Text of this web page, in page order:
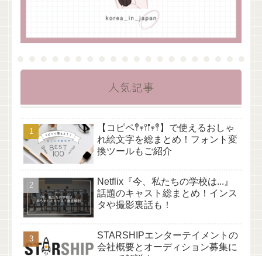
人気記事
【コピペ𖤣𖥧𖥣𖡡𖥧𖤣】で使えるおしゃ
れ絵文字を総まとめ！フォント変
換ツールもご紹介
Netflix『今、私たちの学校は...』
話題のキャスト総まとめ！インス
タや撮影裏話も！
STARSHIPエンターテイメントの
会社概要とオーディション募集に